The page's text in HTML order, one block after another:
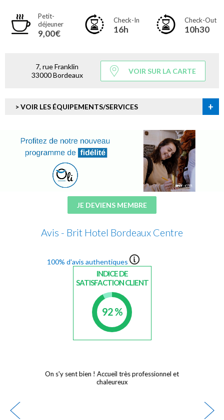
Petit-
déjeuner
9,00€
Check-In
16h
Check-Out
10h30
7, rue Franklin
33000 Bordeaux
VOIR SUR LA CARTE
> VOIR LES ÉQUIPEMENTS/SERVICES +
JE DEVIENS MEMBRE
Avis - Brit Hotel Bordeaux Centre
100% d'avis authentiques
INDICE DE
SATISFACTION CLIENT
92 %
On s'y sent bien ! Accueil très professionnel et
chaleureux